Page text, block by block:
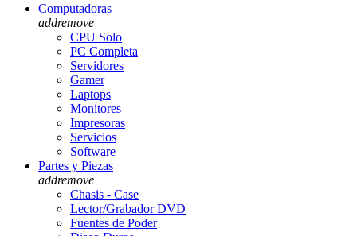
Computadoras
addremove
CPU Solo
PC Completa
Servidores
Gamer
Laptops
Monitores
Impresoras
Servicios
Software
Partes y Piezas
addremove
Chasis - Case
Lector/Grabador DVD
Fuentes de Poder